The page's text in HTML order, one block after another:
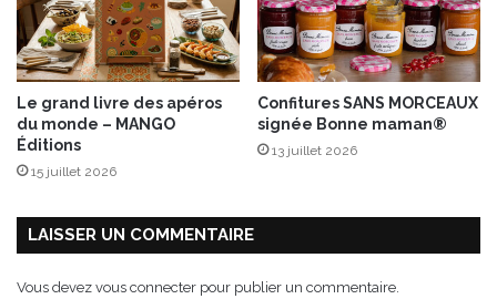
Le grand livre des apéros
du monde – MANGO
Éditions
15 juillet 2026
Confitures SANS MORCEAUX
signée Bonne maman®
13 juillet 2026
LAISSER UN COMMENTAIRE
Vous devez vous connecter pour publier un commentaire.